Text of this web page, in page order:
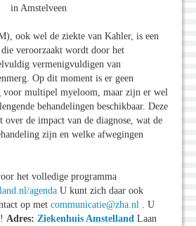
in Amstelveen
ook wel de ziekte van Kahler, is een
veroorzaakt wordt door het
vermenigvuldigen van
Op dit moment is er geen
voor multipel myeloom, maar zijn er wel
behandelingen beschikbaar. Deze
de impact van de diagnose, wat de
zijn en welke afwegingen
het volledige programma
agenda U kunt zich daar ook
op met communicatie@zha.nl . U
Adres: Ziekenhuis Amstelland Laan